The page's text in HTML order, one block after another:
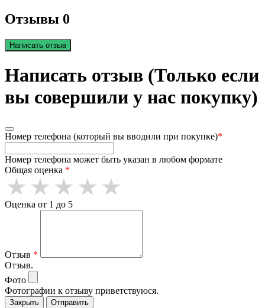
Отзывы 0
Написать отзыв
Написать отзыв (Только если
вы совершили у нас покупку)
Номер телефона (который вы вводили при покупке)*
Номер телефона может быть указан в любом формате
Общая оценка *
Оценка от 1 до 5
Отзыв *
Отзыв.
Фото
Фотографии к отзыву приветствуюся.
Закрыть Отправить